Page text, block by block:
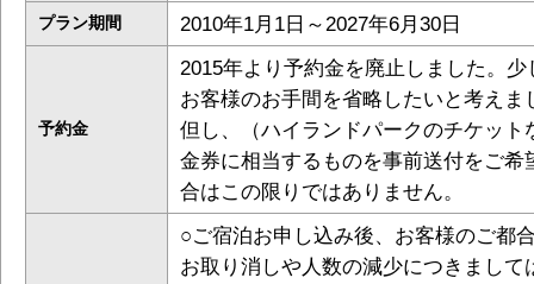
プラン期間 2010年1月1日～2027年6月30日
予約金
2015年より予約金を廃止しました。少
お客様のお手間を省略したいと考えま
但し、（ハイランドパークのチケット
金券に相当するものを事前送付をご希
合はこの限りではありません。
○ご宿泊お申し込み後、お客様のご都
お取り消しや人数の減少につきまして